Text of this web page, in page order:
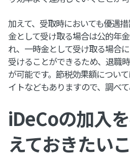
加えて、受取時においても優遇
金として受け取る場合は公的年
れ、一時金として受け取る場合
受けることができるため、退職
が可能です。節税効果額につい
イトなどもありますので、調べて
iDeCoの加入
えておきたい